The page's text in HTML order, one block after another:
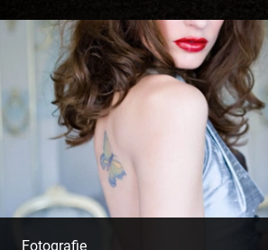
Matsch|Oldtimer|Männer|Spass
Fotografie